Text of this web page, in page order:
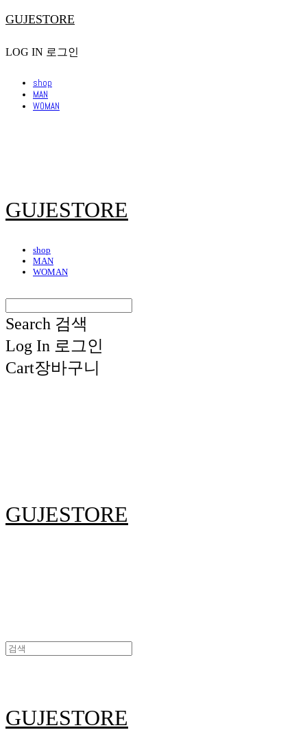
GUJESTORE
LOG IN 로그인
shop
MAN
WOMAN
GUJESTORE
shop
MAN
WOMAN
Search 검색
Log In 로그인
Cart장바구니
GUJESTORE
GUJESTORE